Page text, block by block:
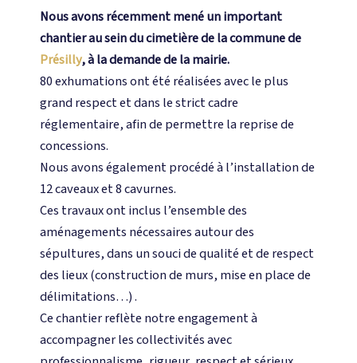
Nous avons récemment mené un important
chantier au sein du cimetière de la commune de
Présilly, à la demande de la mairie.
80 exhumations ont été réalisées avec le plus
grand respect et dans le strict cadre
réglementaire, afin de permettre la reprise de
concessions.
Nous avons également procédé à l’installation de
12 caveaux et 8 cavurnes.
Ces travaux ont inclus l’ensemble des
aménagements nécessaires autour des
sépultures, dans un souci de qualité et de respect
des lieux (construction de murs, mise en place de
délimitations…) .
Ce chantier reflète notre engagement à
accompagner les collectivités avec